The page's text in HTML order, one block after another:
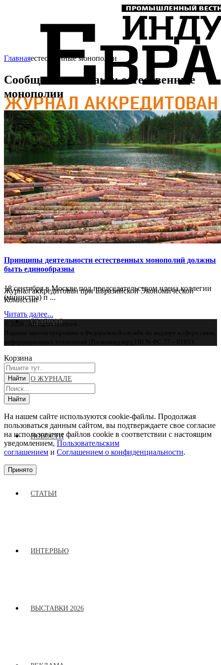
Журнал аккредитован при Евразийской Экономической
Комиссии
ГЛАВНАЯ
О ЖУРНАЛЕ
НОВОСТИ
СТАТЬИ
ИНТЕРВЬЮ
ВЫСТАВКИ 2026
Главнаяестественные монополии
Сообщения с тегами: естественные
монополии
Принципы деятельности естественных монополий должны
быть единообразны
18 сентября в Москве под председательством члена коллегии
(министра) п ...
Читать далее...
© 2026 . All rights reserved.
Издание зарегистрировано в Федеральной службе по надзору в сфере связи,
информационных технологий (Роскомнадзор), ПИ № ФС 77 – 81933.
Корзина
На нашем сайте используются cookie-файлы. Продолжая
пользоваться данным сайтом, вы подтверждаете свое согласие
на использование файлов cookie в соответствии с настоящим
уведомлением, Пользовательским
соглашением и Соглашением о конфиденциальности.
Принято